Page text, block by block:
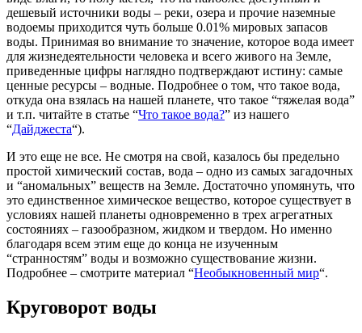
дешевый источники воды – реки, озера и прочие наземные
водоемы приходится чуть больше 0.01% мировых запасов
воды. Принимая во внимание то значение, которое вода имеет
для жизнедеятельности человека и всего живого на Земле,
приведенные цифры наглядно подтверждают истину: самые
ценные ресурсы – водные. Подробнее о том, что такое вода,
откуда она взялась на нашей планете, что такое “тяжелая вода”
и т.п. читайте в статье “Что такое вода?” из нашего
“Дайджеста“).
И это еще не все. Не смотря на свой, казалось бы предельно
простой химический состав, вода – одно из самых загадочных
и “аномальных” веществ на Земле. Достаточно упомянуть, что
это единственное химическое вещество, которое существует в
условиях нашей планеты одновременно в трех агрегатных
состояниях – газообразном, жидком и твердом. Но именно
благодаря всем этим еще до конца не изученным
“странностям” воды и возможно существование жизни.
Подробнее – смотрите материал “Необыкновенный мир“.
Круговорот воды